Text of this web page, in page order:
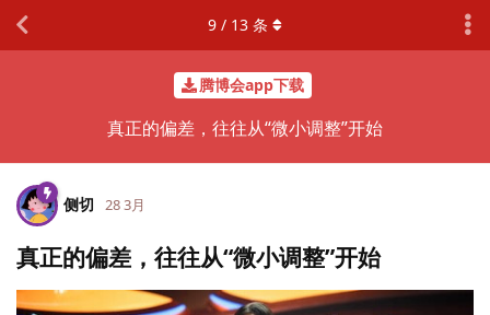
腾博会app下载
真正的偏差，往往从“微小调整”开始
9 / 13 条
侧切 28 3月
真正的偏差，往往从“微小调整”开始